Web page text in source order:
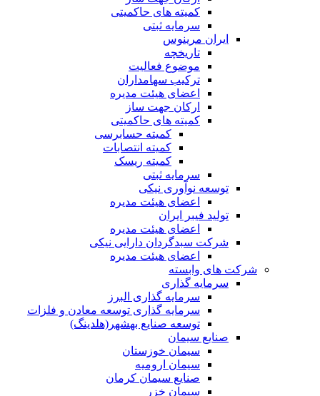
کمیته های حاکمیتی
سرمایه ثبتی
ایران مرینوس
تاریخچه
موضوع فعالیت
ترکیب سهامداران
اعضای هیئت مدیره
ارکان جهت ساز
کمیته های حاکمیتی
کمیته حسابرسی
کمیته انتصابات
کمیته ریسک
سرمایه ثبتی
توسعه نوآوری نیکی
اعضای هیئت مدیره
تولید فیبر ایران
اعضای هیئت مدیره
شرکت سبدگردان دارایی نیکی
اعضای هیئت مدیره
شرکت های وابسته
سرمایه گذاری
سرمایه گذاری البرز
سرمایه گذاری توسعه معادن و فلزات
توسعه‌ صنایع‌ بهشهر(هلدینگ)
صنایع سیمان
سیمان خوزستان
سیمان ارومیه
صنایع سیمان کرمان
سیمان خزر